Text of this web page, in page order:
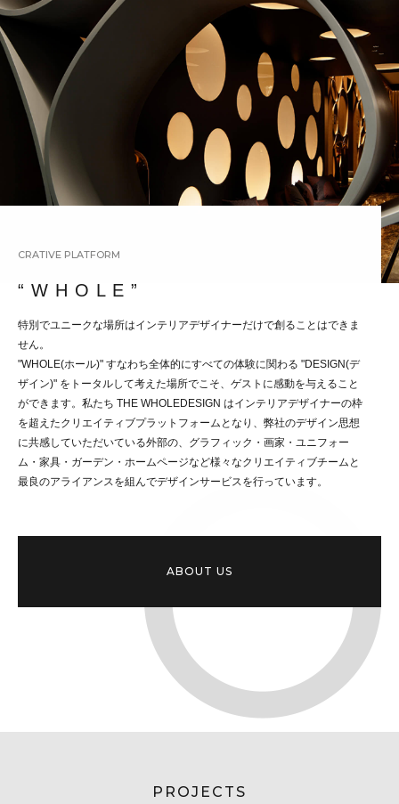
CRATIVE PLATFORM
“ W H O L E ”
特別でユニークな場所はインテリアデザイナーだけで創ることはできま
せん。
"WHOLE(ホール)" すなわち全体的にすべての体験に関わる "DESIGN(デ
ザイン)" をトータルして考えた場所でこそ、ゲストに感動を与えること
ができます。私たち THE WHOLEDESIGN はインテリアデザイナーの枠
を超えたクリエイティブプラットフォームとなり、弊社のデザイン思想
に共感していただいている外部の、グラフィック・画家・ユニフォー
ム・家具・ガーデン・ホームページなど様々なクリエイティブチームと
最良のアライアンスを組んでデザインサービスを行っています。
ABOUT US
PROJECTS